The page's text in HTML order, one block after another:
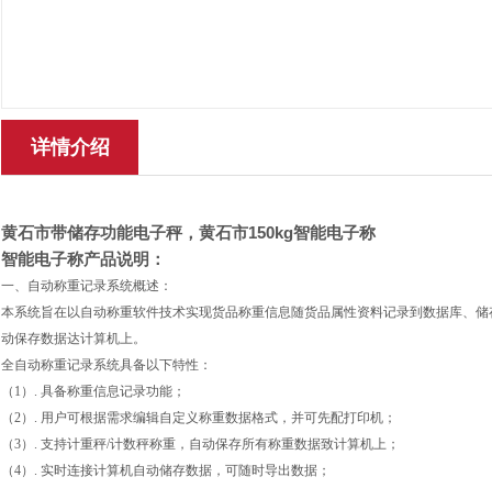
详情介绍
黄石市带储存功能电子秤，黄石市150kg智能电子称
智能电子称产品说明：
一、自动称重记录系统概述：
本系统旨在以自动称重软件技术实现货品称重信息随货品属性资料记录到数据库、
动保存数据达计算机上。
全自动称重记录系统具备以下特性：
（1）. 具备称重信息记录功能；
（2）. 用户可根据需求编辑自定义称重数据格式，并可先配打印机；
（3）. 支持计重秤/计数秤称重，自动保存所有称重数据致计算机上；
（4）. 实时连接计算机自动储存数据，可随时导出数据；